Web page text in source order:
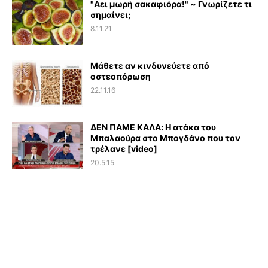
"Αει μωρή σακαφιόρα!" ~ Γνωρίζετε τι
σημαίνει;
8.11.21
Μάθετε αν κινδυνεύετε από
οστεοπόρωση
22.11.16
ΔΕΝ ΠΑΜΕ ΚΑΛΑ: Η ατάκα του
Μπαλαούρα στο Μπογδάνο που τον
τρέλανε [video]
20.5.15